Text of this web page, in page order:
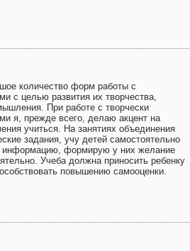
количество форм работы с
с целью развития их творчества,
При работе с творчески
я, прежде всего, делаю акцент на
учиться. На занятиях объединения
задания, учу детей самостоятельно
информацию, формирую у них желание
Учеба должна приносить ребенку
повышению самооценки.